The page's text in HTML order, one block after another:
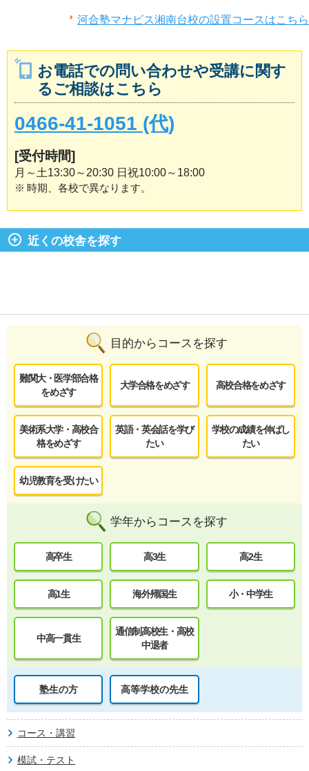
河合塾マナビス湘南台校の設置コースはこちら
お電話での問い合わせや受講に関す
るご相談はこちら
0466-41-1051 (代)
[受付時間]
月～土13:30～20:30 日祝10:00～18:00
※ 時期、各校で異なります。
近くの校舎を探す
目的からコースを探す
難関大・医学部合格
をめざす
大学合格をめざす 高校合格をめざす
美術系大学・高校合
格をめざす
英語・英会話を学び
たい
学校の成績を伸ばし
たい
幼児教育を受けたい
学年からコースを探す
高卒生 高3生 高2生
高1生 海外帰国生 小・中学生
中高一貫生
通信制高校生・高校
中退者
塾生の方 高等学校の先生
コース・講習
模試・テスト